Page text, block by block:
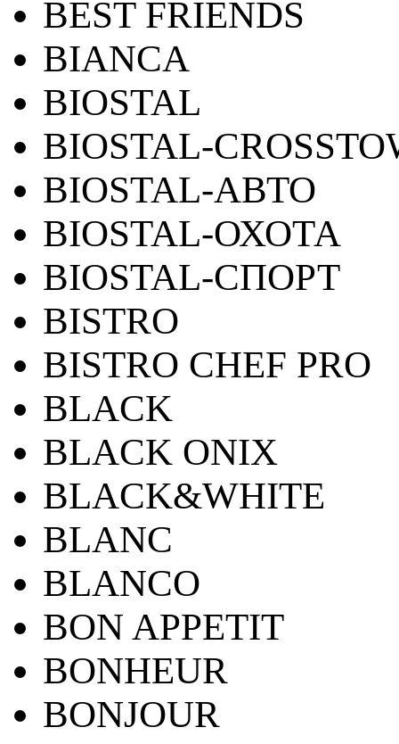
BEST FRIENDS
BIANCA
BIOSTAL
BIOSTAL-
BIOSTAL-АВТО
BIOSTAL-ОХОТА
BIOSTAL-СПОРТ
BISTRO
BISTRO CHEF PRO
BLACK
BLACK ONIX
BLACK&WHITE
BLANC
BLANCO
BON APPETIT
BONHEUR
BONJOUR